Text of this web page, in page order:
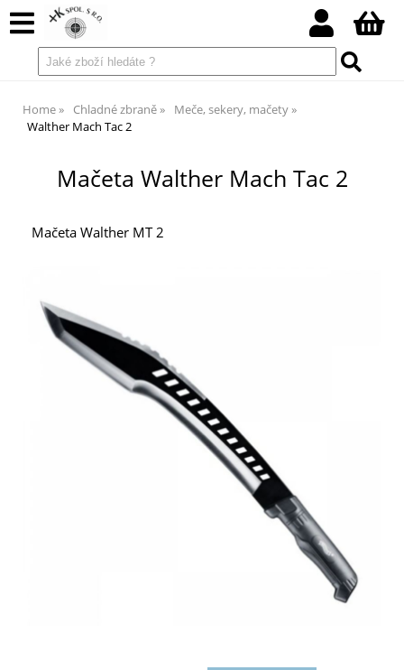
Home Chladné zbraně
Meče, sekery, mačety
Walther Mach Tac 2
Mačeta Walther Mach Tac 2
Mačeta Walther MT 2